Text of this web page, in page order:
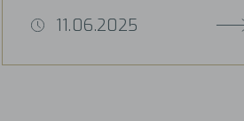
11.06.2025